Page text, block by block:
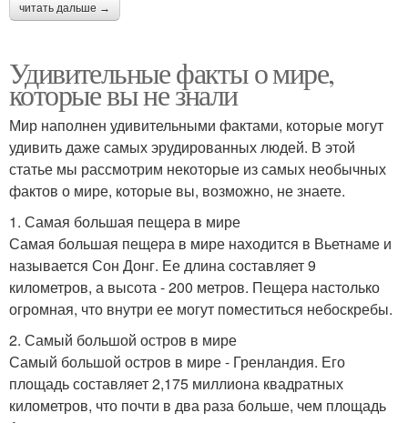
читать дальше →
Удивительные факты о мире,
которые вы не знали
Мир наполнен удивительными фактами, которые могут
удивить даже самых эрудированных людей. В этой
статье мы рассмотрим некоторые из самых необычных
фактов о мире, которые вы, возможно, не знаете.
1. Самая большая пещера в мире
Самая большая пещера в мире находится в Вьетнаме и
называется Сон Донг. Ее длина составляет 9
километров, а высота - 200 метров. Пещера настолько
огромная, что внутри ее могут поместиться небоскребы.
2. Самый большой остров в мире
Самый большой остров в мире - Гренландия. Его
площадь составляет 2,175 миллиона квадратных
километров, что почти в два раза больше, чем площадь